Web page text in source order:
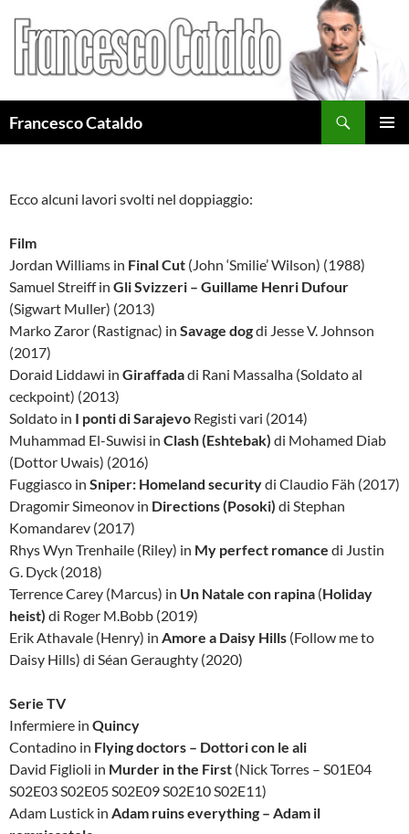
Francesco Cataldo
Ecco alcuni lavori svolti nel doppiaggio:
Film
Jordan Williams in Final Cut (John ‘Smilie’ Wilson) (1988)
Samuel Streiff in Gli Svizzeri – Guillame Henri Dufour
(Sigwart Muller) (2013)
Marko Zaror (Rastignac) in Savage dogdi Jesse V. Johnson
(2017)
Doraid Liddawi in Giraffadadi Rani Massalha (Soldato al
ceckpoint) (2013)
Soldato in I ponti di Sarajevo Registi vari (2014)
Muhammad El-Suwisi in Clash (Eshtebak) di Mohamed Diab
(Dottor Uwais) (2016)
Fuggiasco in Sniper: Homeland securitydi Claudio Fäh (2017)
Dragomir Simeonov in Directions (Posoki) di Stephan
Komandarev (2017)
Rhys Wyn Trenhaile (Riley) in My perfect romance di Justin
G. Dyck (2018)
Terrence Carey (Marcus) in Un Natale con rapina (Holiday
heist) di Roger M.Bobb (2019)
Erik Athavale (Henry) in Amore a Daisy Hills (Follow me to
Daisy Hills) di Séan Geraughty (2020)
Serie TV
Infermiere in Quincy
Contadino in Flying doctors – Dottori con le ali
David Figlioli in Murder in the First (Nick Torres – S01E04
S02E03 S02E05 S02E09 S02E10 S02E11)
Adam Lustick in Adam ruins everything – Adam il